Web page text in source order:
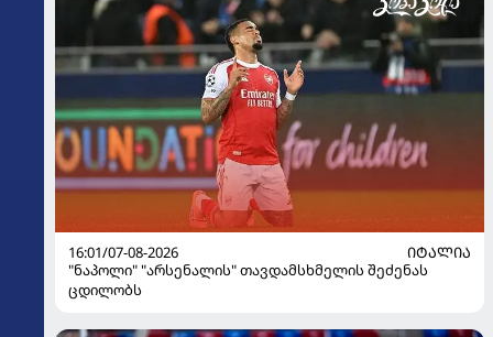
16:01/07-08-2026
ᲘᲢᲐᲚᲘᲐ
"ნაპოლი" "არსენალის" თავდამსხმელის შეძენას
ცდილობს